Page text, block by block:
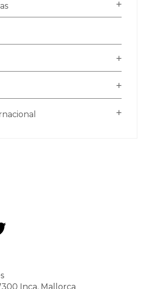
Inca, Mallorca